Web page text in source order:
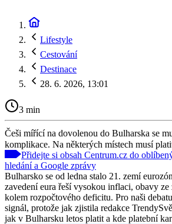
Lifestyle
Cestování
Destinace
28. 6. 2026, 13:01
3 min
Češi mířící na dovolenou do Bulharska se
komplikace. Na některých místech musí
Přidejte si obsah Centrum.cz do
hledání a Google zprávy
Bulharsko se od ledna stalo 21. zemí
zavedení eura řeší vysokou inflaci, obavy
kolem rozpočtového deficitu. Pro naši
signál, protože jak zjistila redakce
jak v Bulharsku letos platit a kde platební